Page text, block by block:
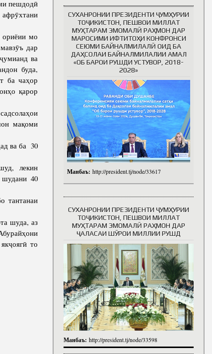
пешдодӣ
мо
дар
ва
буда,
ба чаҳор
қарор
мақоми
ва ба 30
лекин
40
тантанаи
шуда, аз
то
СУХАНРОНИИ ПРЕЗИДЕНТИ ҶУМҲУРИИ
ТОҶИКИСТОН, ПЕШВОИ МИЛЛАТ
МУҲТАРАМ ЭМОМАЛӢ РАҲМОН ДАР
МАРОСИМИ ИФТИТОҲИ КОНФРОНСИ
СЕЮМИ БАЙНАЛМИЛАЛӢ ОИД БА
ДАҲСОЛАИ БАЙНАЛМИЛАЛИИ АМАЛ
«ОБ БАРОИ РУШДИ УСТУВОР, 2018-
2028»
Манбаъ: http://president.tj/node/33617
СУХАНРОНИИ ПРЕЗИДЕНТИ ҶУМҲУРИИ
ТОҶИКИСТОН, ПЕШВОИ МИЛЛАТ
МУҲТАРАМ ЭМОМАЛӢ РАҲМОН ДАР
ҶАЛАСАИ ШӮРОИ МИЛЛИИ РУШД
Манбаъ: http://president.tj/node/33598